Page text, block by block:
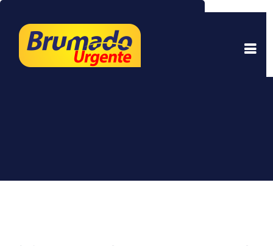
experiência. Ao continuar a navegar, você está
de acordo com isso.Saber mais.